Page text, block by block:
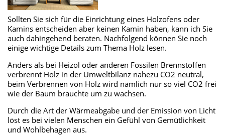
Sollten Sie sich für die Einrichtung eines Holzofens oder
Kamins entscheiden aber keinen Kamin haben, kann ich Sie
auch dahingehend beraten. Nachfolgend können Sie noch
einige wichtige Details zum Thema Holz lesen.
Anders als bei Heizöl oder anderen Fossilen Brennstoffen
verbrennt Holz in der Umweltbilanz nahezu CO2 neutral,
beim Verbrennen von Holz wird nämlich nur so viel CO2 frei
wie der Baum brauchte um zu wachsen.
Durch die Art der Wärmeabgabe und der Emission von Licht
löst es bei vielen Menschen ein Gefühl von Gemütlichkeit
und Wohlbehagen aus.